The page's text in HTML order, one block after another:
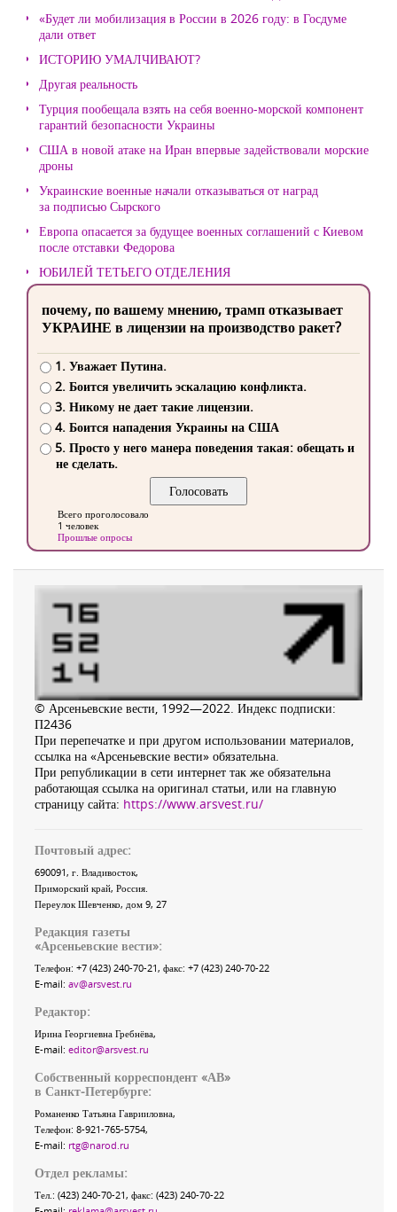
«Будет ли мобилизация в России в 2026 году: в Госдуме
дали ответ
ИСТОРИЮ УМАЛЧИВАЮТ?
Другая реальность
Турция пообещала взять на себя военно-морской компонент
гарантий безопасности Украины
США в новой атаке на Иран впервые задействовали морские
дроны
Украинские военные начали отказываться от наград
за подписью Сырского
Европа опасается за будущее военных соглашений с Киевом
после отставки Федорова
ЮБИЛЕЙ ТЕТЬЕГО ОТДЕЛЕНИЯ
почему, по вашему мнению, трамп отказывает
УКРАИНЕ в лицензии на производство ракет?
1. Уважает Путина.
2. Боится увеличить эскалацию конфликта.
3. Никому не дает такие лицензии.
4. Боится нападения Украины на США
5. Просто у него манера поведения такая: обещать и
не сделать.
Всего проголосовало
1 человек
Прошлые опросы
© Арсеньевские вести, 1992—2022. Индекс подписки:
П2436
При перепечатке и при другом использовании материалов,
ссылка на «Арсеньевские вести» обязательна.
При републикации в сети интернет так же обязательна
работающая ссылка на оригинал статьи, или на главную
страницу сайта: https://www.arsvest.ru/
Почтовый адрес:
690091, г. Владивосток,
Приморский край, Россия.
Переулок Шевченко, дом 9, 27
Редакция газеты
«Арсеньевские вести»:
Телефон: +7 (423) 240-70-21, факс: +7 (423) 240-70-22
E-mail: av@arsvest.ru
Редактор:
Ирина Георгиевна Гребнёва,
E-mail: editor@arsvest.ru
Собственный корреспондент «АВ»
в Санкт-Петербурге:
Романенко Татьяна Гаврииловна,
Телефон: 8-921-765-5754,
E-mail: rtg@narod.ru
Отдел рекламы:
Тел.: (423) 240-70-21, факс: (423) 240-70-22